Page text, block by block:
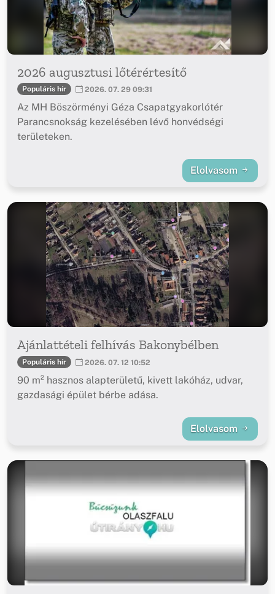
2026 augusztusi lőtérértesítő
Populáris hír 2026. 07. 29 09:31
Az MH Böszörményi Géza Csapatgyakorlótér
Parancsnokság kezelésében lévő honvédségi
területeken.
Elolvasom
Ajánlattételi felhívás Bakonybélben
Populáris hír 2026. 07. 12 10:52
90 m² hasznos alapterületű, kivett lakóház, udvar,
gazdasági épület bérbe adása.
Elolvasom